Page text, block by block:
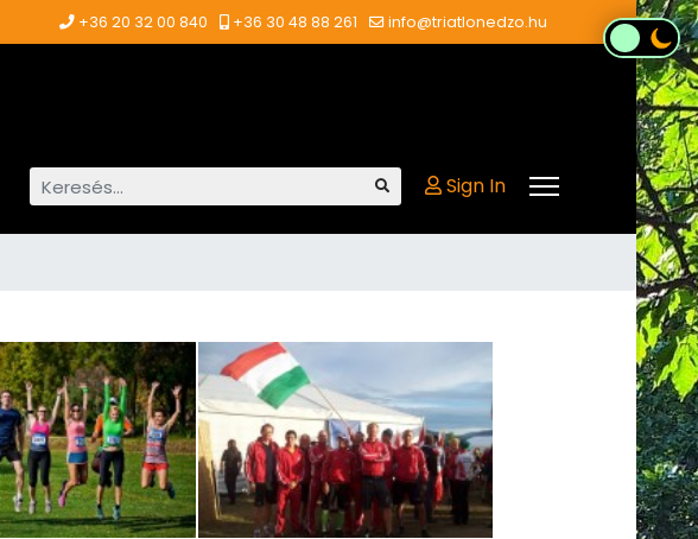
+36 20 32 00 840 +36 30 48 88 261 info@triatlonedzo.hu
Keresés... Sign In